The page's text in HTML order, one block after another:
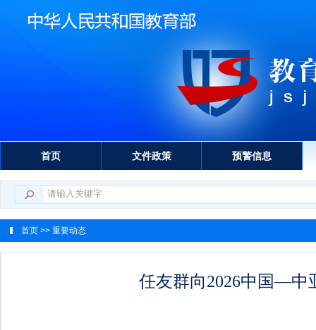
首页 文件政策 预警信息
首页 >> 重要动态
任友群向2026中国—中